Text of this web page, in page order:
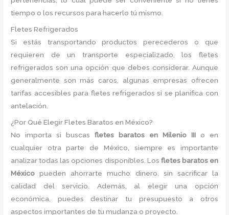
tiempo o los recursos para hacerlo tú mismo.
Fletes Refrigerados
Si estás transportando productos perecederos o que
requieren de un transporte especializado, los fletes
refrigerados son una opción que debes considerar. Aunque
generalmente son más caros, algunas empresas ofrecen
tarifas accesibles para fletes refrigerados si se planifica con
antelación.
¿Por Qué Elegir Fletes Baratos en México?
No importa si buscasfletes baratos en Milenio IIIo en
cualquier otra parte de México, siempre es importante
analizar todas las opciones disponibles. Los fletes baratos en
México pueden ahorrarte mucho dinero, sin sacrificar la
calidad del servicio. Además, al elegir una opción
económica, puedes destinar tu presupuesto a otros
aspectos importantes de tu mudanza o proyecto.